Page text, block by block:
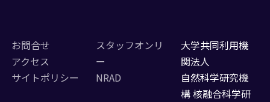
お問合せ
アクセス
サイトポリシー
スタッフオンリ
ー
NRAD
大学共同利用機
関法人
自然科学研究機
構 核融合科学研